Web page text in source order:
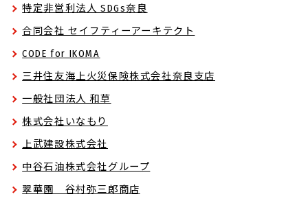
特定非営利法人 SDGs奈良
合同会社 セイフティーアーキテクト
CODE for IKOMA
三井住友海上火災保険株式会社奈良支店
一般社団法人 和草
株式会社いなもり
上武建設株式会社
中谷石油株式会社グループ
翠華園 谷村弥三郎商店